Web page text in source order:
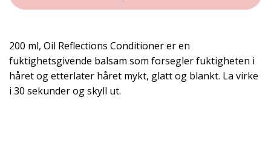
200 ml, Oil Reflections Conditioner er en
fuktighetsgivende balsam som forsegler fuktigheten i
håret og etterlater håret mykt, glatt og blankt. La virke
i 30 sekunder og skyll ut.